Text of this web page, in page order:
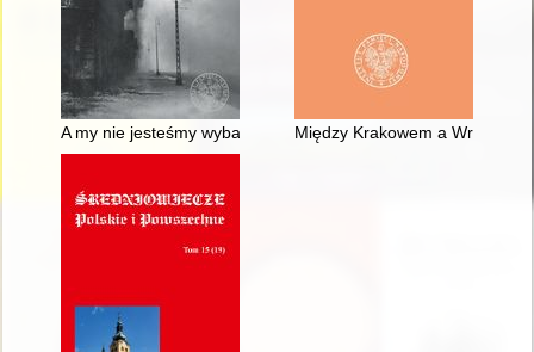
A my nie jesteśmy wybawieni Między Krakowem a